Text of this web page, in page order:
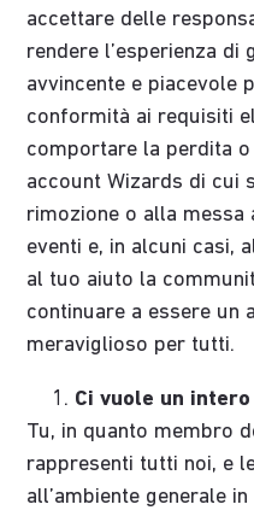
accettare delle
rendere l’esperienza di
avvincente e piacevole
conformità ai requisiti
comportare la perdita
account Wizards di cui
rimozione o alla messa
eventi e, in alcuni casi,
al tuo aiuto la
continuare a essere un
meraviglioso per tutti.
Ci vuole un
Tu, in quanto membro
rappresenti tutti noi, e
all’ambiente generale